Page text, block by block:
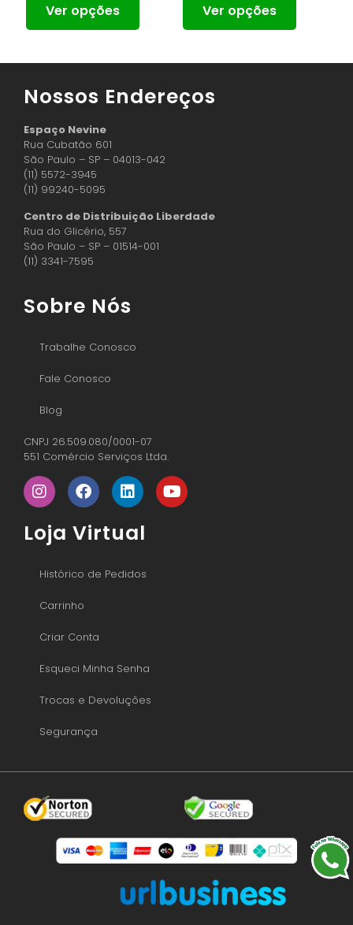
Ver opções Ver opções
Nossos Endereços
Espaço Nevine
Rua Cubatão 601
São Paulo – SP – 04013-042
(11) 5572-3945
(11) 99240-5095
Centro de Distribuição Liberdade
Rua do Glicério, 557
São Paulo – SP – 01514-001
(11) 3341-7595
Sobre Nós
Trabalhe Conosco
Fale Conosco
Blog
CNPJ 26.509.080/0001-07
551 Comércio Serviços Ltda.
Loja Virtual
Histórico de Pedidos
Carrinho
Criar Conta
Esqueci Minha Senha
Trocas e Devoluções
Segurança